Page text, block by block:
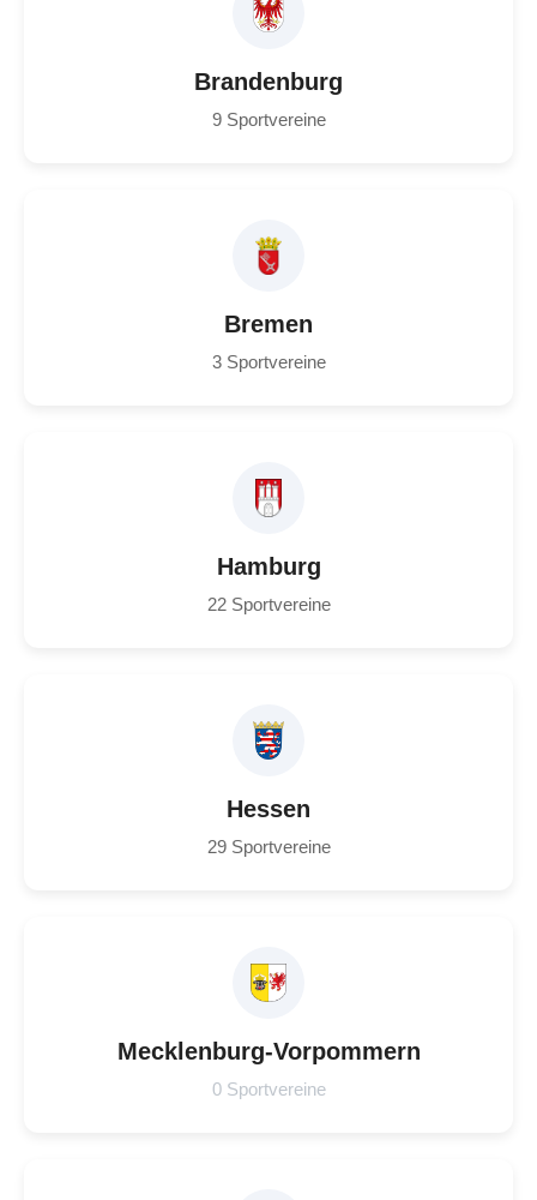
Brandenburg
9 Sportvereine
Bremen
3 Sportvereine
Hamburg
22 Sportvereine
Hessen
29 Sportvereine
Mecklenburg-Vorpommern
0 Sportvereine